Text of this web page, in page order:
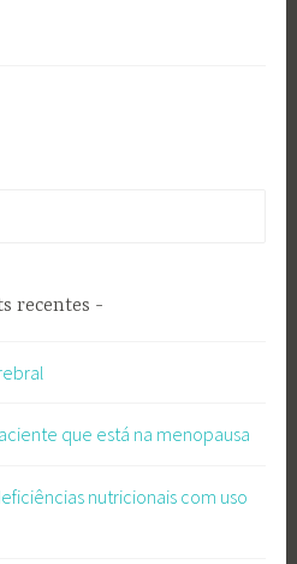
recentes
que está na menopausa
nutricionais com uso